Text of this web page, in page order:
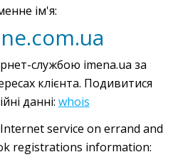
ім'я:
службою imena.ua за
клієнта. Подивитися
данні: whois
service on errand and
registrations information: